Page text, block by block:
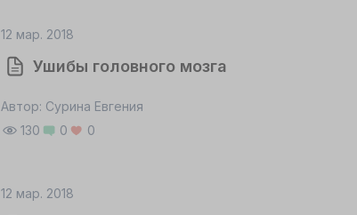
12 мар. 2018
Ушибы головного мозга
Автор: Сурина Евгения
130
0 0
12 мар. 2018